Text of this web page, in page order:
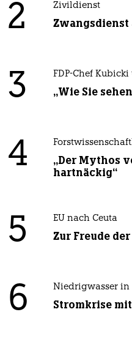
2 Zivildienst
Zwangsdienst
3 FDP-Chef
„Wie Sie
4
„Der Mythos
hartnäckig“
5 EU nach Ceuta
Zur Freude
6 Niedrigwasser in
Stromkrise